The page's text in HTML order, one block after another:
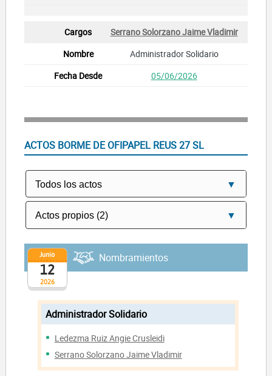
Serrano Solorzano Jaime Vladimir
Administrador Solidario
05/06/2026
ACTOS BORME DE OFIPAPEL REUS 27 SL
2026
Junio
12
Nombramientos
Administrador Solidario
Ledezma Ruiz Angie Crusleidi
Serrano Solorzano Jaime Vladimir